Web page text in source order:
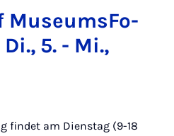
Mu­se­ums­Fo­
5. - Mi.,
findet am Dienstag (9-18